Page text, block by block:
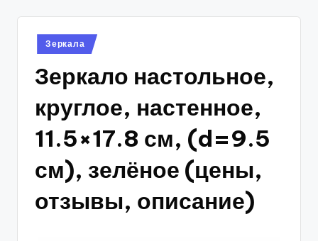
Опубликовано
в
Зеркала
Зеркало настольное,
круглое, настенное,
11.5×17.8 см, (d=9.5
см), зелёное (цены,
отзывы, описание)